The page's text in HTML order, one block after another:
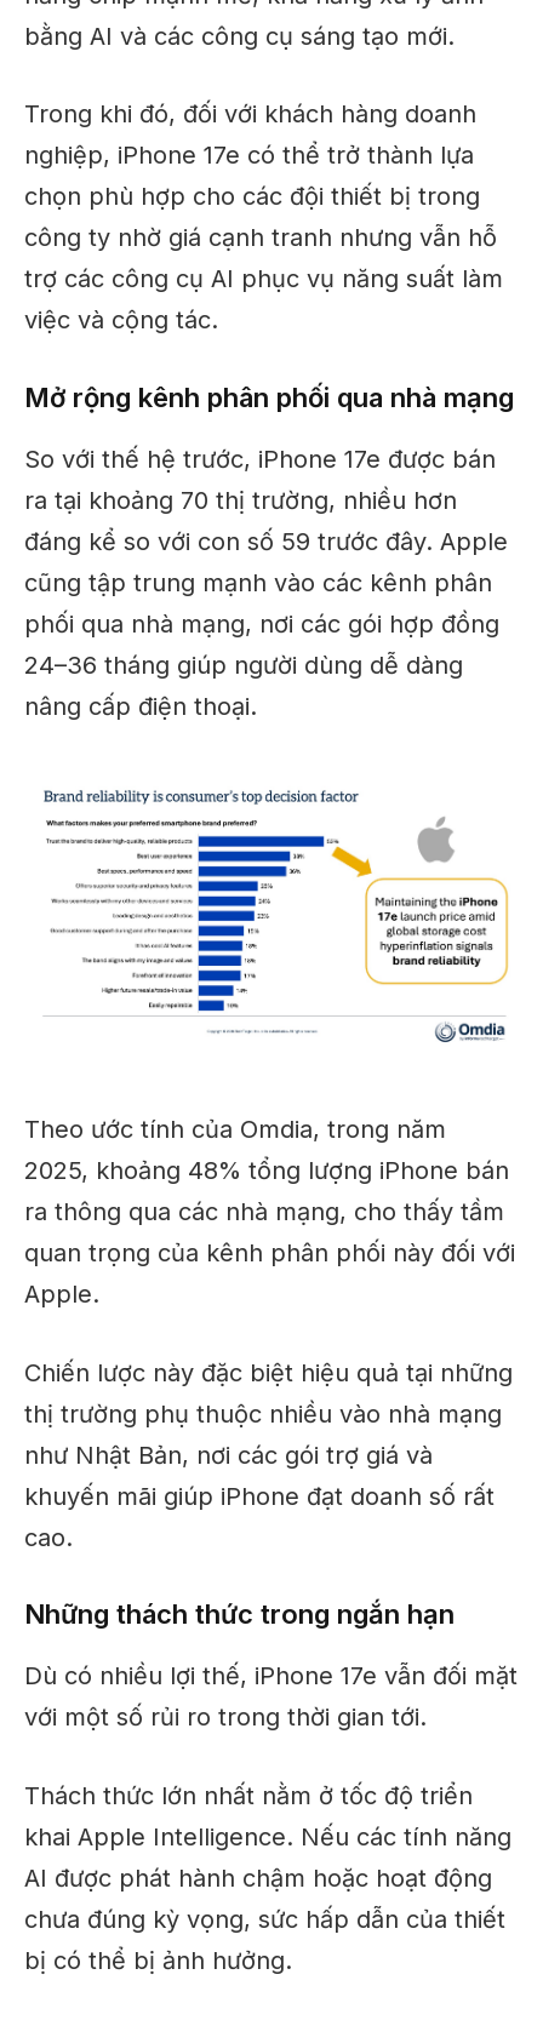
bằng AI và các công cụ sáng tạo mới.
Trong khi đó, đối với khách hàng doanh
nghiệp, iPhone 17e có thể trở thành lựa
chọn phù hợp cho các đội thiết bị trong
công ty nhờ giá cạnh tranh nhưng vẫn hỗ
trợ các công cụ AI phục vụ năng suất làm
việc và cộng tác.
Mở rộng kênh phân phối qua nhà mạng
So với thế hệ trước, iPhone 17e được bán
ra tại khoảng 70 thị trường, nhiều hơn
đáng kể so với con số 59 trước đây. Apple
cũng tập trung mạnh vào các kênh phân
phối qua nhà mạng, nơi các gói hợp đồng
24–36 tháng giúp người dùng dễ dàng
nâng cấp điện thoại.
Theo ước tính của Omdia, trong năm
2025, khoảng 48% tổng lượng iPhone bán
ra thông qua các nhà mạng, cho thấy tầm
quan trọng của kênh phân phối này đối với
Apple.
Chiến lược này đặc biệt hiệu quả tại những
thị trường phụ thuộc nhiều vào nhà mạng
như Nhật Bản, nơi các gói trợ giá và
khuyến mãi giúp iPhone đạt doanh số rất
cao.
Những thách thức trong ngắn hạn
Dù có nhiều lợi thế, iPhone 17e vẫn đối mặt
với một số rủi ro trong thời gian tới.
Thách thức lớn nhất nằm ở tốc độ triển
khai Apple Intelligence. Nếu các tính năng
AI được phát hành chậm hoặc hoạt động
chưa đúng kỳ vọng, sức hấp dẫn của thiết
bị có thể bị ảnh hưởng.